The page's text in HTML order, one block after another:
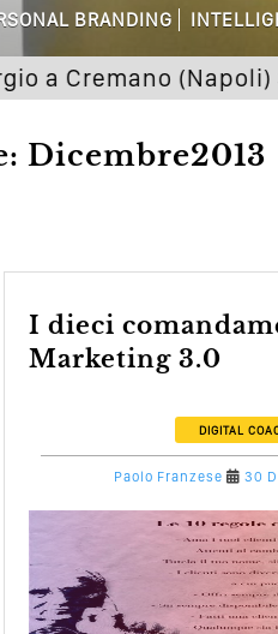
Probabilmente
Il Caso
Per
BRANDING
(Napoli)
Dicembre2013
I dieci comandamenti del
Marketing 3.0
DIGITAL
Paolo Franzese 30